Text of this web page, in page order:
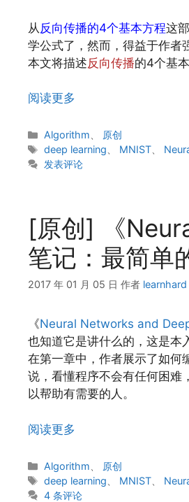
从 反向传播的4个基本方程这
学公式了，然而，得益于作者
本文将描述反向传播的4个基
阅读更多
分
类
Algorithm
原创
标
签
deep learning MNIST
发表评论
[原创] 《
笔记：最简单
2017 年 01 月 05 日 作者 learnhard
《Neural Networks and
也知道它是讲什么的，这是本
在第一章中，作者展示了如何
说，看懂程序不会有任何困难
以帮助有需要的人。
阅读更多
分
类
Algorithm
原创
标
签
deep learning MNIST
4 条评论